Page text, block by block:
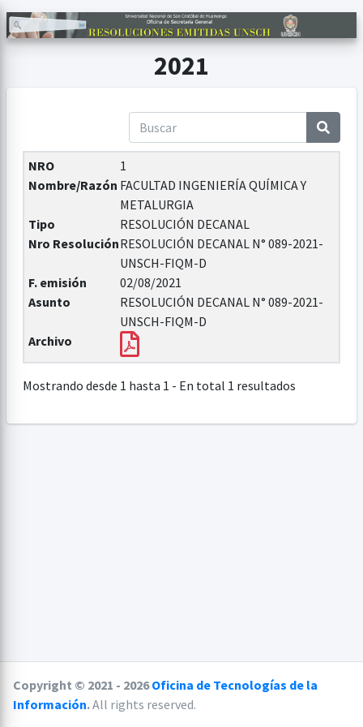
2021
NRO
1
Nombre/Razón FACULTAD INGENIERÍA QUÍMICA Y
METALURGIA
Tipo
RESOLUCIÓN DECANAL
Nro ResoluciónRESOLUCIÓN DECANAL N° 089-2021-
UNSCH-FIQM-D
F. emisión
02/08/2021
Asunto
RESOLUCIÓN DECANAL N° 089-2021-
UNSCH-FIQM-D
Archivo
Mostrando desde 1 hasta 1 - En total 1 resultados
Copyright © 2021 - 2026Oficina de Tecnologías de la
Información.All rights reserved.